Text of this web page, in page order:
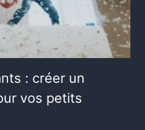
: créer un
vos petits